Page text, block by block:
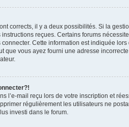
corrects, il y a deux possibilités. Si la
reçues. Certains forums
Cette information est indiquée
que vous ayez fourni une adresse
l’e-mail reçu lors de votre inscription et
régulièrement les utilisateurs ne
investi dans le forum.